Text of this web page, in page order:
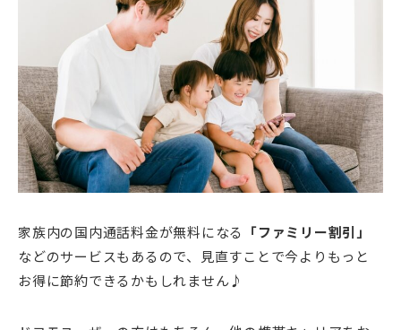
家族内の国内通話料金が無料になる
「ファミリー割引」
などのサービスもあるので、見直すことで今よりもっと
お得に節約できるかもしれません♪